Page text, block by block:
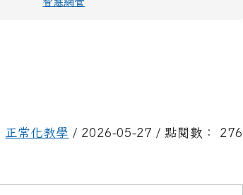
正常化教學 / 2026-05-27 / 點閱數： 276